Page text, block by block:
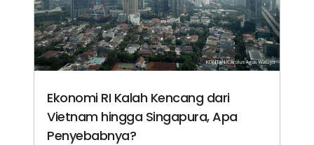
Ekonomi RI Kalah Kencang dari
Vietnam hingga Singapura, Apa
Penyebabnya?